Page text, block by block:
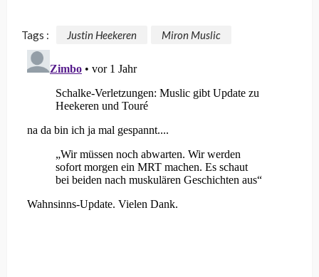
Tags : Justin Heekeren Miron Muslic